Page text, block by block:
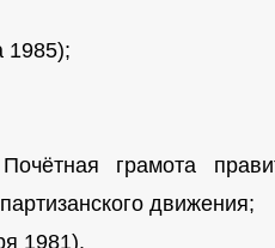
1985);
грамота
движения;
1981).